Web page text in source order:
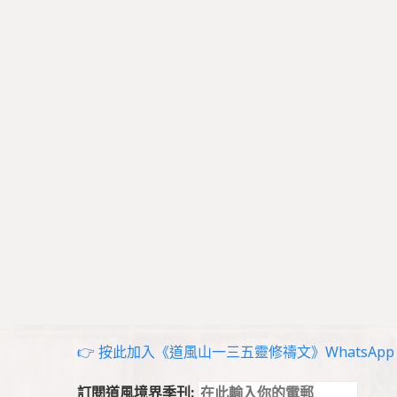
👉 按此加入《道風山一三五靈修禱文》
訂閱道風境界季刊: